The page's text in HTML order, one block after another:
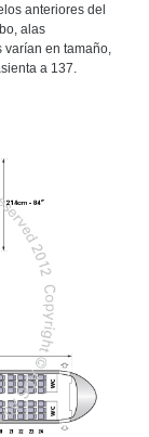
anteriores del
alas
en tamaño,
a 137.